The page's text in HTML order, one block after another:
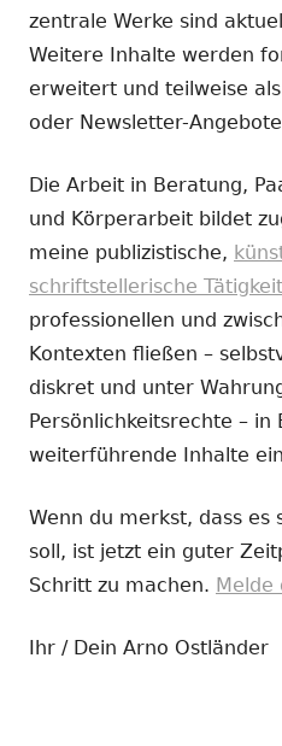
zentrale Werke sind
Weitere Inhalte werden
erweitert und teilweise
oder Newsletter-
Die Arbeit in Beratung,
und Körperarbeit bildet
meine publizistische,
schriftstellerische Tätigkeit
professionellen und
Kontexten fließen –
diskret und unter
Persönlichkeitsrechte – in
weiterführende Inhalte
Wenn du merkst, dass es
soll, ist jetzt ein guter
Schritt zu machen. Melde
Ihr / Dein Arno Ostländer